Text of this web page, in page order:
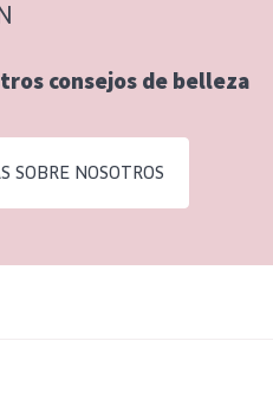
consejos de belleza
SOBRE NOSOTROS